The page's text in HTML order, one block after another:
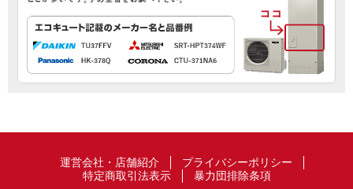
運営会社・店舗紹介
プライバシーポリシー
特定商取引法表示
暴力団排除条項